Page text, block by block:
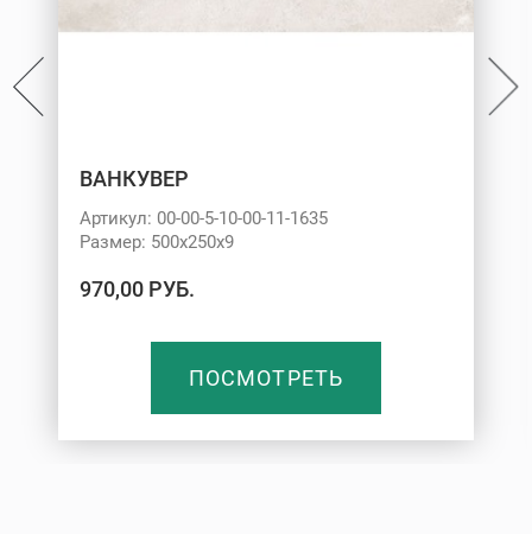
ВАНКУВЕР
Артикул: 00-00-5-10-00-11-1635
Размер: 500х250х9
970,00 РУБ.
ПОСМОТРЕТЬ